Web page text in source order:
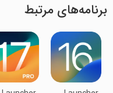
برنامه‌های مرتبط